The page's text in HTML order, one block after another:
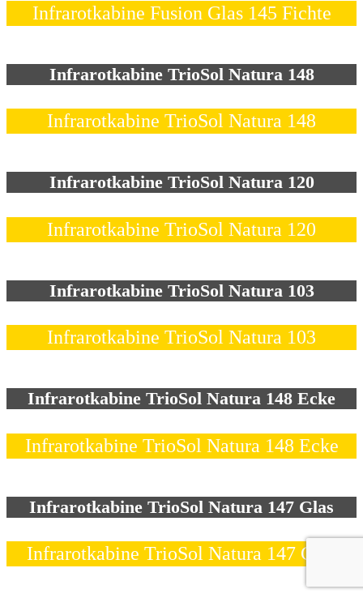
Infrarotkabine Fusion Glas 145 Fichte
Infrarotkabine TrioSol Natura 148
Infrarotkabine TrioSol Natura 148
Infrarotkabine TrioSol Natura 120
Infrarotkabine TrioSol Natura 120
Infrarotkabine TrioSol Natura 103
Infrarotkabine TrioSol Natura 103
Infrarotkabine TrioSol Natura 148 Ecke
Infrarotkabine TrioSol Natura 148 Ecke
Infrarotkabine TrioSol Natura 147 Glas
Infrarotkabine TrioSol Natura 147 Glas